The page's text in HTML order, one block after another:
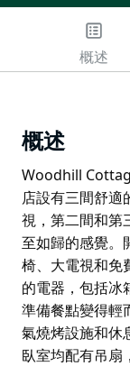
概述
概述
Woodhill
店設有三間舒適
視，第二間和第
至如歸的感覺。
椅、大電視和免
的電器，包括冰
準備餐點變得輕
氣燒烤設施和休
臥室均配有吊